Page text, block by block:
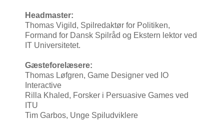
Headmaster:
Thomas Vigild, Spilredaktør for Politiken,
Formand for Dansk Spilråd og Ekstern lektor ved
IT Universitetet.
Gæsteforelæsere:
Thomas Løfgren, Game Designer ved IO
Interactive
Rilla Khaled, Forsker i Persuasive Games ved
ITU
Tim Garbos, Unge Spiludviklere